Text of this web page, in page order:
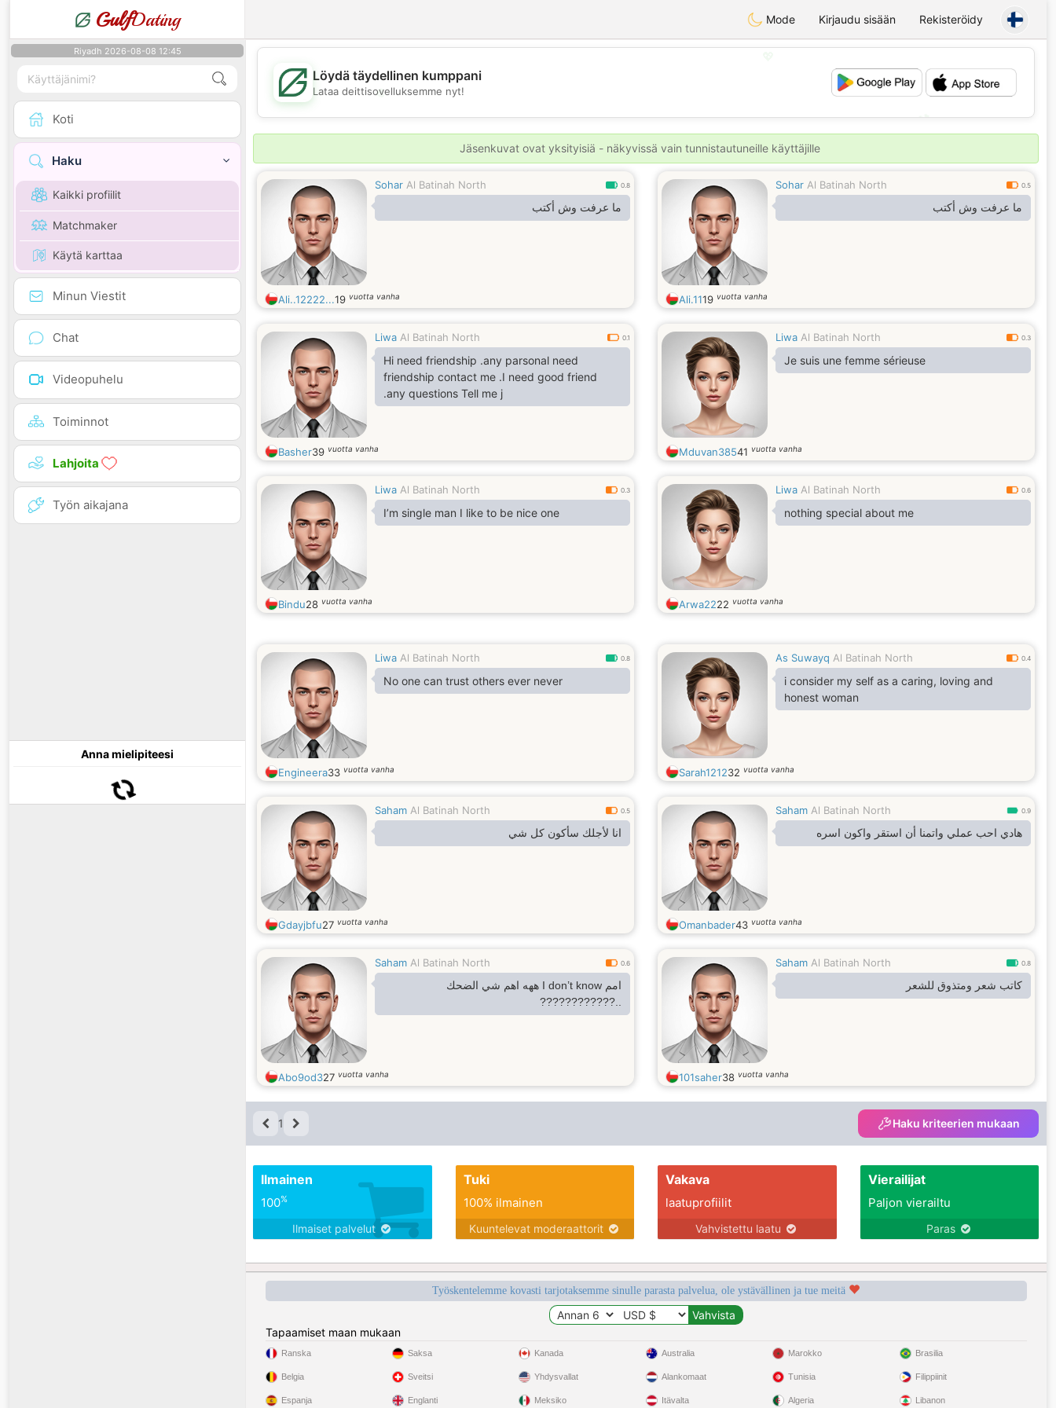
GulfDating Mode Kirjaudu sisään Rekisteröidy
Riyadh 2026-08-08 12:45
Koti
Haku
Kaikki profiilit
Matchmaker
Käytä karttaa
Minun Viestit
Chat
Videopuhelu
Toiminnot
Lahjoita
Työn aikajana
Anna mielipiteesi
💖
Löydä täydellinen kumppani
Lataa deittisovelluksemme nyt!
Jäsenkuvat ovat yksityisiä - näkyvissä vain tunnistautuneille käyttäjille
Sohar Al Batinah North 0.8
ما عرفت وش أكتب
Ali..12222...19 vuotta vanha
Sohar Al Batinah North 0.5
ما عرفت وش أكتب
Ali.1119 vuotta vanha
Liwa Al Batinah North 0.1
Hi need friendship .any parsonal need
friendship contact me .I need good friend
.any questions Tell me j
Basher39 vuotta vanha
Liwa Al Batinah North 0.3
Je suis une femme sérieuse
Mduvan38541 vuotta vanha
Liwa Al Batinah North 0.3
I’m single man I like to be nice one
Bindu28 vuotta vanha
Liwa Al Batinah North 0.6
nothing special about me
Arwa2222 vuotta vanha
Liwa Al Batinah North 0.8
No one can trust others ever never
Engineera33 vuotta vanha
As Suwayq Al Batinah North 0.4
i consider my self as a caring, loving and
honest woman
Sarah121232 vuotta vanha
Saham Al Batinah North 0.5
انا لأجلك سأكون كل شي
Gdayjbfu27 vuotta vanha
Saham Al Batinah North 0.9
هادي احب عملي واتمنا أن استقر واكون اسره
Omanbader43 vuotta vanha
Saham Al Batinah North 0.6
امم I don’t know ههه اهم شي الضحك
..????????????
Abo9od327 vuotta vanha
Saham Al Batinah North 0.8
كاتب شعر ومتذوق للشعر
101saher38 vuotta vanha
1 Haku kriteerien mukaan
Ilmainen
100%
Ilmaiset palvelut
Tuki
100% ilmainen
Kuuntelevat moderaattorit
Vakava
laatuprofiilit
Vahvistettu laatu
Vierailijat
Paljon vierailtu
Paras
Työskentelemme kovasti tarjotaksemme sinulle parasta palvelua, ole ystävällinen ja tue meitä
Tapaamiset maan mukaan
Ranska
Belgia
Espanja
Saksa
Sveitsi
Englanti
Kanada
Yhdysvallat
Meksiko
Australia
Alankomaat
Itävalta
Marokko
Tunisia
Algeria
Brasilia
Filippiinit
Libanon